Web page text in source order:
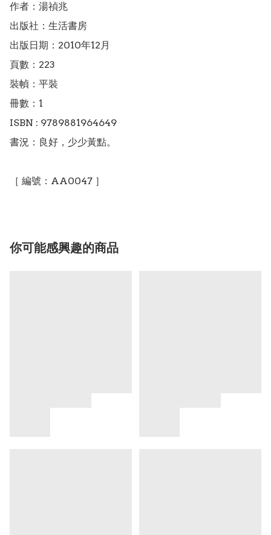
作者：湯禎兆
出版社：生活書房
出版日期：2010年12月
頁數：223
裝幀：平裝
冊數：1
ISBN : 9789881964649
書況：良好，少少黃點。
［ 編號：AA0047 ］
你可能感興趣的商品